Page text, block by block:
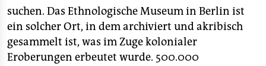
suchen. Das Ethnologische Museum in Berlin ist
ein solcher Ort, in dem archiviert und akribisch
gesammelt ist, was im Zuge kolonialer
Eroberungen erbeutet wurde. 500.000